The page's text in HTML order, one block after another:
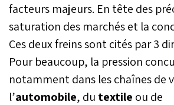
Une subvention
couvrant jusqu’à
coût des projets,
désormais
Voici les
démarches et les
dépenses
connaître pour en
facteurs majeurs. En tête des
saturation des marchés et la
Ces deux freins sont cités par 3
Pour beaucoup, la pression
notamment dans les chaînes de
l’automobile, du textile ou de